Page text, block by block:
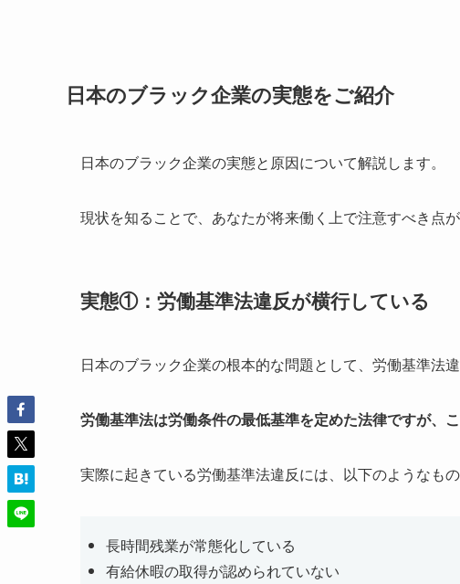
日本のブラック企業の実態をご紹介
日本のブラック企業の実態と原因について解説します。
現状を知ることで、あなたが将来働く上で注意すべき点が
実態①：労働基準法違反が横行している
日本のブラック企業の根本的な問題として、労働基準法
労働基準法は労働条件の最低基準を定めた法律ですが、
実際に起きている労働基準法違反には、以下のようなもの
長時間残業が常態化している
有給休暇の取得が認められていない